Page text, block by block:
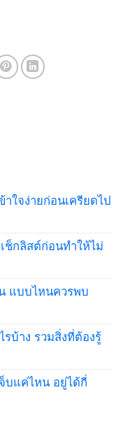
ใจง่ายก่อนเครียดไป
ช็กลิสต์ก่อนทำให้ไม่
แบบไหนควรพบ
รบ้าง รวมสิ่งที่ต้องรู้
บแค่ไหน อยู่ได้กี่